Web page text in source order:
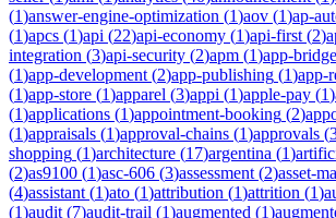
(1)answer-engine-optimization (1)aov (1)ap-
(1)apcs (1)api (22)api-economy (1)api-first (2)
integration (3)api-security (2)apm (1)app-bridge
(1)app-development (2)app-publishing (1)app-
(1)app-store (1)apparel (3)appi (1)apple-pay (1)
(1)applications (1)appointment-booking (2)
(1)appraisals (1)approval-chains (1)approvals (
shopping (1)architecture (17)argentina (1)
(2)as9100 (1)asc-606 (3)assessment (2)asset-
(4)assistant (1)ato (1)attribution (1)attrition (1)
(1)audit (7)audit-trail (1)augmented (1)